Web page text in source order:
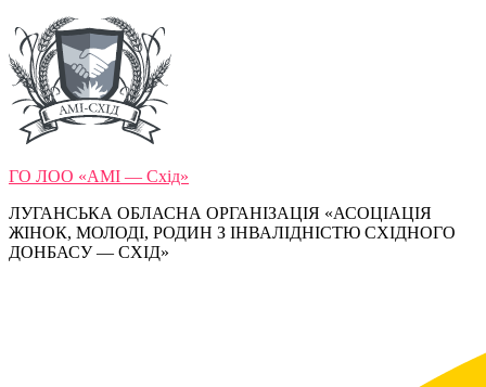
ГО ЛОО «АМІ — Схід»
ЛУГАНСЬКА ОБЛАСНА ОРГАНІЗАЦІЯ «АСОЦІАЦІЯ
ЖІНОК, МОЛОДІ, РОДИН З ІНВАЛІДНІСТЮ СХІДНОГО
ДОНБАСУ — СХІД»